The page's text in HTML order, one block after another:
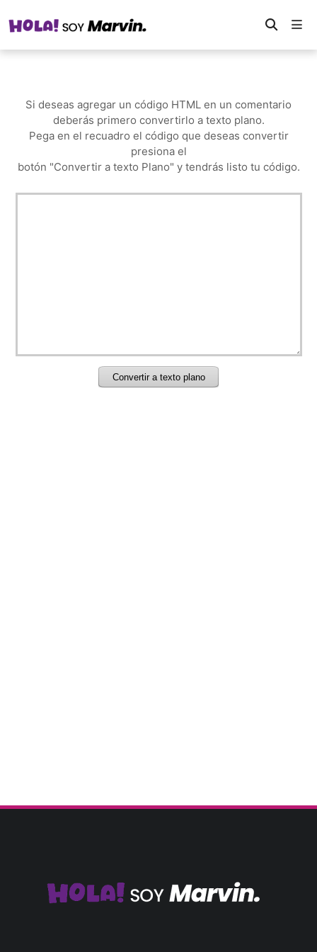
Si deseas agregar un código HTML en un comentario
deberás primero convertirlo a texto plano.
Pega en el recuadro el código que deseas convertir
presiona el
botón "Convertir a texto Plano" y tendrás listo tu código.